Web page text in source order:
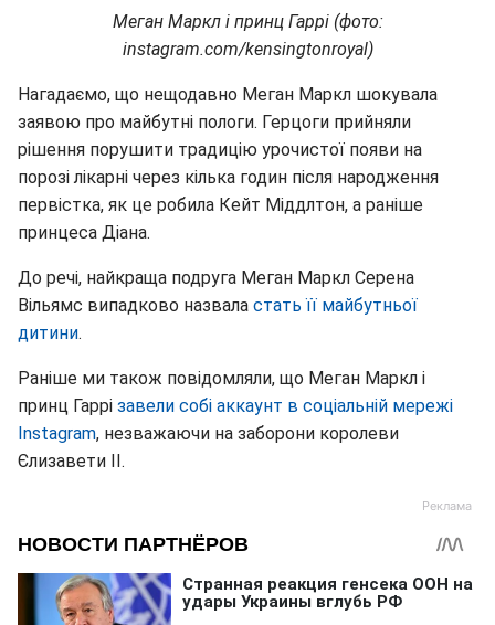
Меган Маркл і принц Гаррі (фото:
instagram.com/kensingtonroyal)
Нагадаємо, що нещодавно Меган Маркл шокувала
заявою про майбутні пологи. Герцоги прийняли
рішення порушити традицію урочистої появи на
порозі лікарні через кілька годин після народження
первістка, як це робила Кейт Міддлтон, а раніше
принцеса Діана.
До речі, найкраща подруга Меган Маркл Серена
Вільямс випадково назвала стать її майбутньої
дитини.
Раніше ми також повідомляли, що Меган Маркл і
принц Гаррі завели собі аккаунт в соціальній мережі
Instagram, незважаючи на заборони королеви
Єлизавети II.